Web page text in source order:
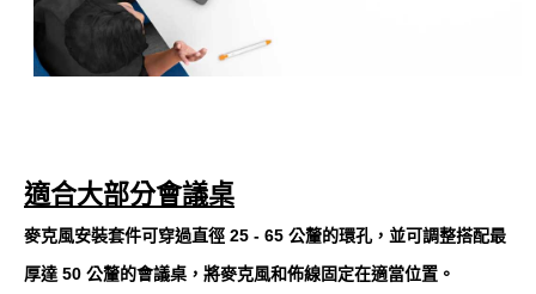
適合大部分會議桌
麥克風安裝套件可穿過直徑 25 - 65 公釐的環孔，並可調整搭配最
厚達 50 公釐的會議桌，將麥克風和佈線固定在適當位置。